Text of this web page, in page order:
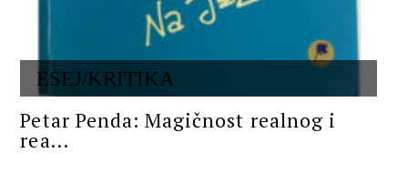
ESEJ/KRITIKA
Petar Penda: Magičnost realnog i
rea...